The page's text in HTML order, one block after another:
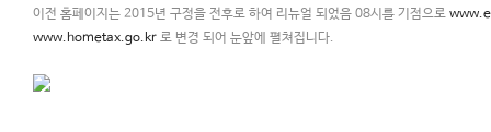
이전 홈페이지는 2015년 구정을 전후로 하여 리뉴얼 되었음 08시를 기점으로
www.hometax.go.kr 로 변경 되어 눈앞에 펼쳐집니다.